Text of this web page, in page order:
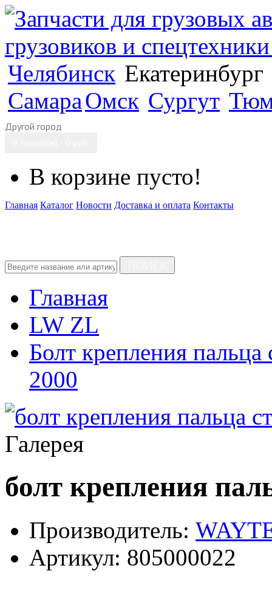
Челябинск Екатеринбург
СамараОмск Сургут
Другой город
В корзине пусто!
Главная Каталог Новости Доставка и оплата Контакты
Главная
LW ZL
Болт крепления
2000
Галерея
болт крепления
Производитель:
Артикул: 805000022